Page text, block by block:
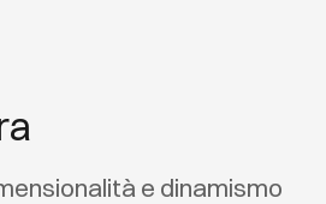
e dinamismo